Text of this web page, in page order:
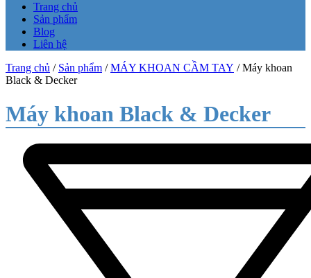
Trang chủ
Sản phẩm
Blog
Liên hệ
Trang chủ / Sản phẩm /MÁY KHOAN CẦM TAY / Máy khoan
Black & Decker
Máy khoan Black & Decker